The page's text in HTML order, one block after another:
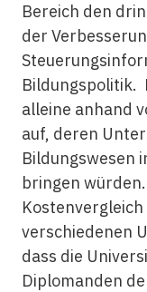
Bereich den
der
Bildungspolitik.
alleine anhand
auf, deren
Bildungswesen
bringen
verschiedenen
dass die
Diplomanden